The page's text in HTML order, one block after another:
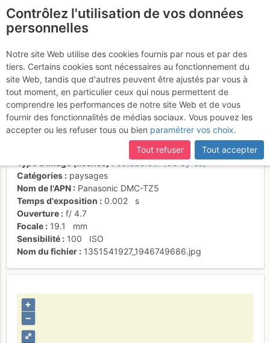
Les bauges vont se
coucher
Activités
Date/heure
collaboratif (CC by-sa)
Catégories
paysages
Nom de l'APN
Panasonic DMC-TZ5
Temps d'exposition
0.002
s
Ouverture
f/ 4.7
Focale
19.1
mm
Sensibilité
100
ISO
Nom du fichier
1351541927_1946749686.jpg
⤢
+
–
Contrôlez l'utilisation de vos données
personnelles
Notre site Web utilise des cookies fournis par nous et par des
tiers. Certains cookies sont nécessaires au fonctionnement du
site Web, tandis que d'autres peuvent être ajustés par vous à
tout moment, en particulier ceux qui nous permettent de
comprendre les performances de notre site Web et de vous
fournir des fonctionnalités de médias sociaux. Vous pouvez les
accepter ou les refuser tous ou bien paramétrer vos choix.
Tout refuser
Tout accepter